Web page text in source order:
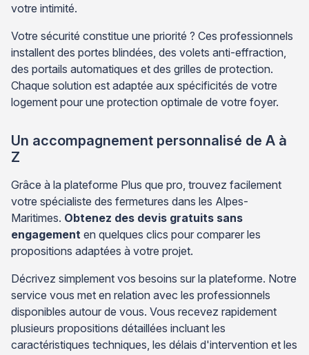
votre intimité.
Votre sécurité constitue une priorité ? Ces professionnels
installent des portes blindées, des volets anti-effraction,
des portails automatiques et des grilles de protection.
Chaque solution est adaptée aux spécificités de votre
logement pour une protection optimale de votre foyer.
Un accompagnement personnalisé de A à
Z
Grâce à la plateforme Plus que pro, trouvez facilement
votre spécialiste des fermetures dans les Alpes-
Maritimes. Obtenez des devis gratuits sans
engagement en quelques clics pour comparer les
propositions adaptées à votre projet.
Décrivez simplement vos besoins sur la plateforme. Notre
service vous met en relation avec les professionnels
disponibles autour de vous. Vous recevez rapidement
plusieurs propositions détaillées incluant les
caractéristiques techniques, les délais d'intervention et les